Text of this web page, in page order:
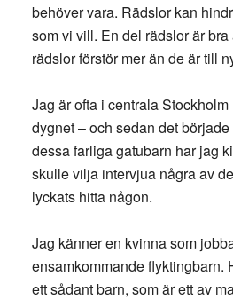
behöver vara. Rädslor kan
som vi vill. En del rädslor är bra
rädslor förstör mer än de är till
Jag är ofta i centrala
dygnet – och sedan det
dessa farliga gatubarn har jag
skulle vilja intervjua några av
lyckats hitta någon.
Jag känner en kvinna som
ensamkommande flyktingbarn.
ett sådant barn, som är ett av